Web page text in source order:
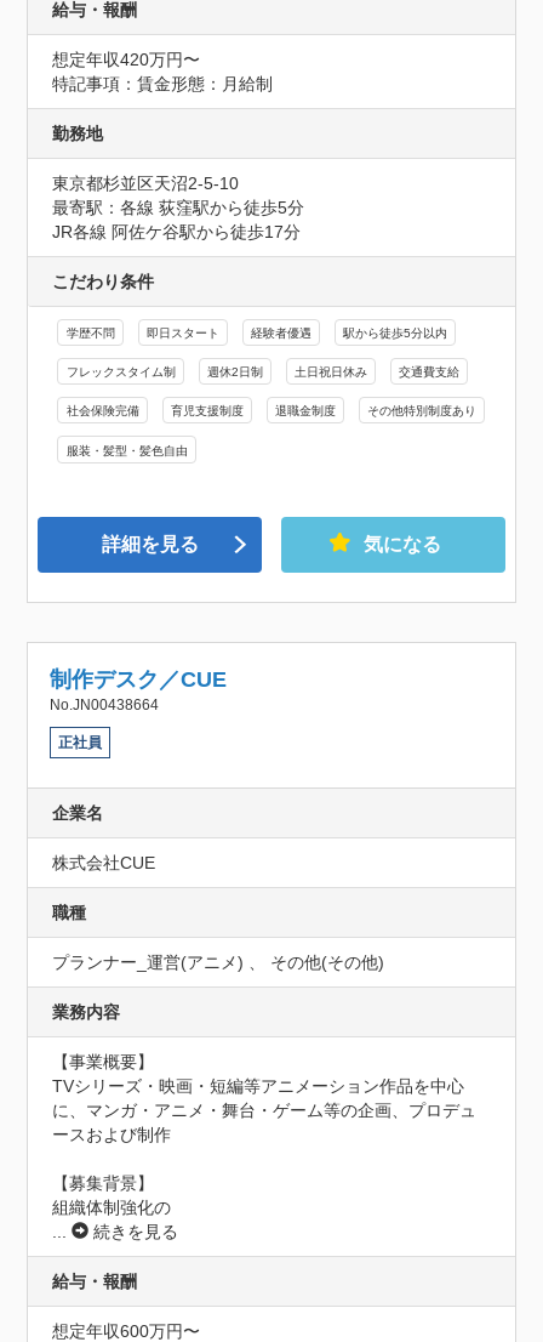
給与・報酬
想定年収420万円〜
特記事項：賃金形態：月給制
勤務地
東京都杉並区天沼2-5-10
最寄駅：各線 荻窪駅から徒歩5分
JR各線 阿佐ケ谷駅から徒歩17分
こだわり条件
学歴不問 即日スタート 経験者優遇 駅から徒歩5分以内
フレックスタイム制 週休2日制 土日祝日休み 交通費支給
社会保険完備 育児支援制度 退職金制度 その他特別制度あり
服装・髪型・髪色自由
詳細を見る 気になる
制作デスク／CUE
No.JN00438664
正社員
企業名
株式会社CUE
職種
プランナー_運営(アニメ) 、 その他(その他)
業務内容
【事業概要】
TVシリーズ・映画・短編等アニメーション作品を中心
に、マンガ・アニメ・舞台・ゲーム等の企画、プロデュ
ースおよび制作
【募集背景】
組織体制強化の
...
続きを見る
給与・報酬
想定年収600万円〜